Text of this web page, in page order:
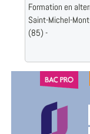
Formation en
Saint-Michel-
(85) -